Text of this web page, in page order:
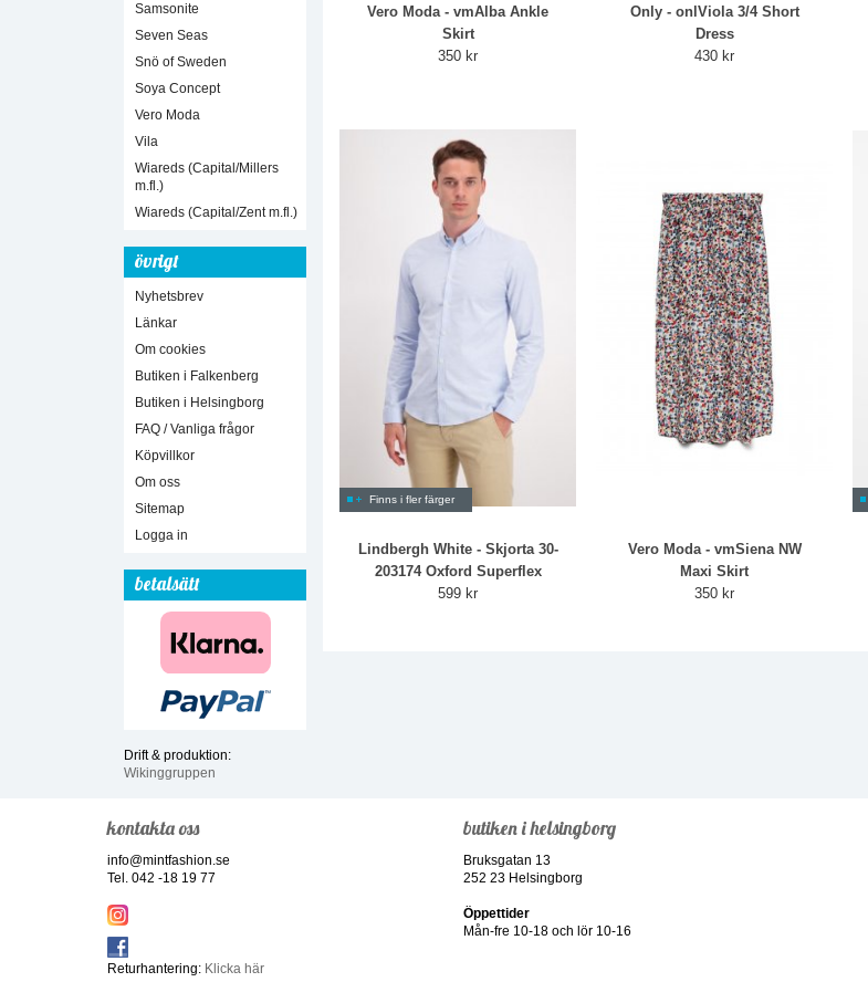
Samsonite
Seven Seas
Snö of Sweden
Soya Concept
Vero Moda
Vila
Wiareds (Capital/Millers
m.fl.)
Wiareds (Capital/Zent m.fl.)
övrigt
Nyhetsbrev
Länkar
Om cookies
Butiken i Falkenberg
Butiken i Helsingborg
FAQ / Vanliga frågor
Köpvillkor
Om oss
Sitemap
Logga in
betalsätt
Drift & produktion:
Wikinggruppen
Vero Moda - vmAlba Ankle
Skirt
350 kr
Only - onlViola 3/4 Short
Dress
430 kr
Finns i fler färger
Lindbergh White - Skjorta 30-
203174 Oxford Superflex
599 kr
Vero Moda - vmSiena NW
Maxi Skirt
350 kr
kontakta oss
info@mintfashion.se
Tel. 042 -18 19 77
Returhantering: Klicka här
butiken i helsingborg
Bruksgatan 13
252 23 Helsingborg
Öppettider
Mån-fre 10-18 och lör 10-16